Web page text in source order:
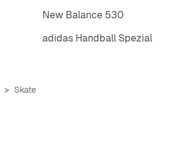
New Balance 530
adidas Handball Spezial
Skate